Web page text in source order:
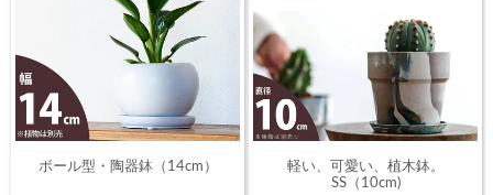
ボール型・陶器鉢（14cm）
軽い、可愛い、植木鉢。
SS（10cm)